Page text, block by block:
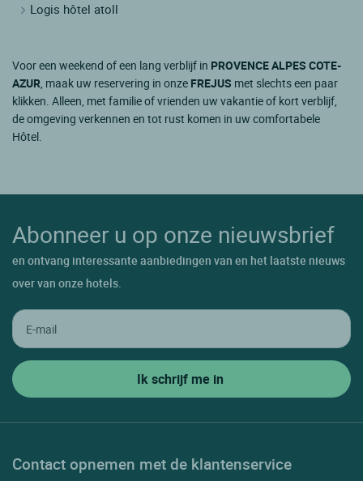
Logis hôtel atoll
Voor een weekend of een lang verblijf in PROVENCE ALPES COTE-
AZUR, maak uw reservering in onze FREJUS met slechts een paar
klikken. Alleen, met familie of vrienden uw vakantie of kort verblijf,
de omgeving verkennen en tot rust komen in uw comfortabele
Hôtel.
Abonneer u op onze nieuwsbrief
en ontvang interessante aanbiedingen van en het laatste nieuws
over van onze hotels.
Contact opnemen met de klantenservice